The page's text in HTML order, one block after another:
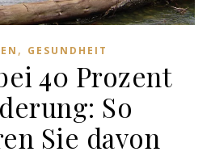
, GESUNDHEIT
40 Prozent
So
Sie davon